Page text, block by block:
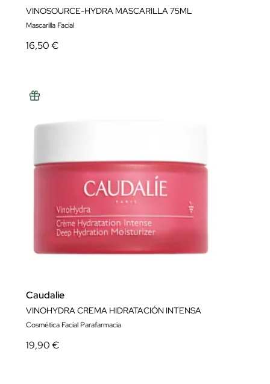
VINOSOURCE-HYDRA MASCARILLA 75ML
Mascarilla Facial
16,50 €
Caudalie
VINOHYDRA CREMA HIDRATACIÓN INTENSA
Cosmética Facial Parafarmacia
19,90 €